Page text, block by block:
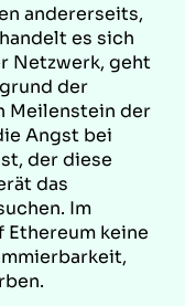
andererseits,
es sich
Netzwerk, geht
der
Meilenstein der
Angst bei
der diese
das
Im
Ethereum keine